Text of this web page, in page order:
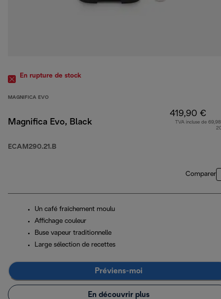
En rupture de stock
MAGNIFICA EVO
Magnifica Evo, Black
ECAM290.21.B
419,90 €
TVA incluse de
Comparer
Un café fraîchement moulu
Affichage couleur
Buse vapeur traditionnelle
Large sélection de recettes
Préviens-moi
En découvrir plus